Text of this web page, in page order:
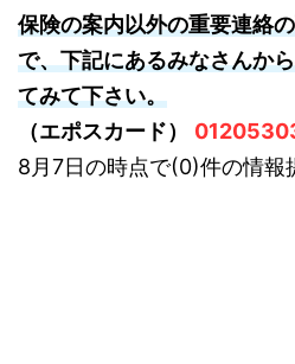
保険の案内以外の重要連絡
で、下記にあるみなさんか
てみて下さい。
（エポスカード）
8月7日の時点で(0)件の情報